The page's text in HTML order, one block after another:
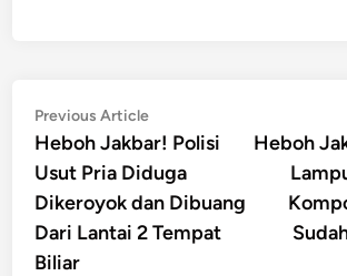
Post
navigation
Previous ArticlePrevious
article:
Heboh Jakbar! Polisi
Usut Pria Diduga
Dikeroyok dan Dibuang
Dari Lantai 2 Tempat
Biliar
Heboh